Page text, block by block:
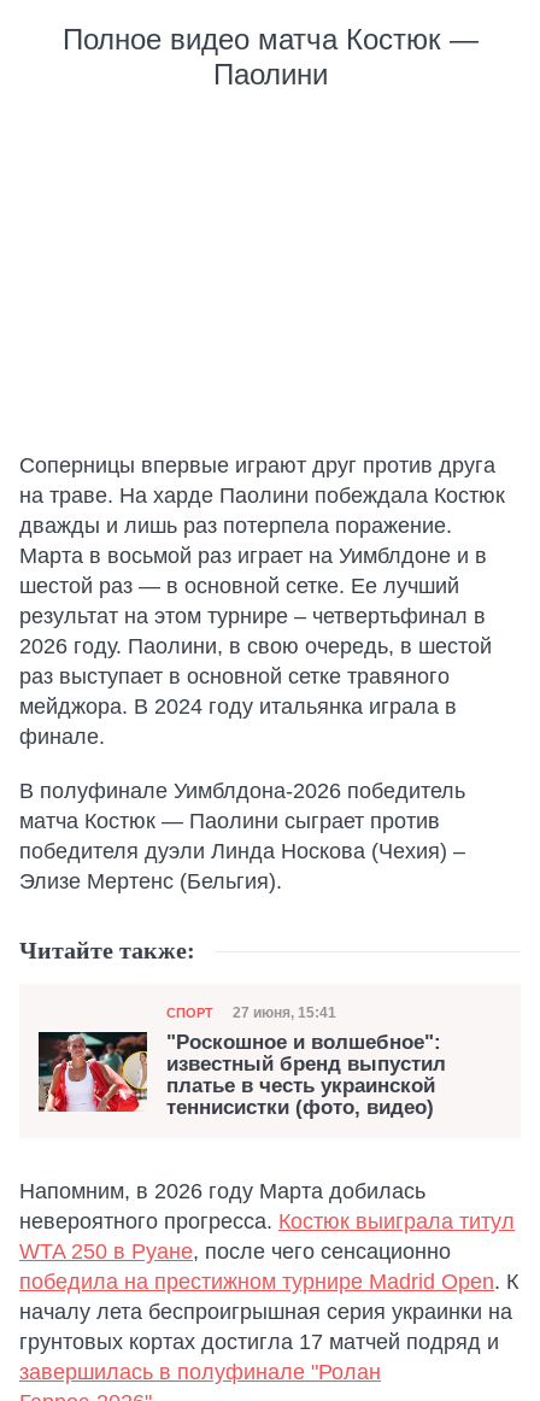
Полное видео матча Костюк —
Паолини
Соперницы впервые играют друг против друга
на траве. На харде Паолини побеждала Костюк
дважды и лишь раз потерпела поражение.
Марта в восьмой раз играет на Уимблдоне и в
шестой раз — в основной сетке. Ее лучший
результат на этом турнире – четвертьфинал в
2026 году. Паолини, в свою очередь, в шестой
раз выступает в основной сетке травяного
мейджора. В 2024 году итальянка играла в
финале.
В полуфинале Уимблдона-2026 победитель
матча Костюк — Паолини сыграет против
победителя дуэли Линда Носкова (Чехия) –
Элизе Мертенс (Бельгия).
Читайте также:
Категория
СПОРТ Дата публикации
27 июня, 15:41
"Роскошное и волшебное":
известный бренд выпустил
платье в честь украинской
теннисистки (фото, видео)
Напомним, в 2026 году Марта добилась
невероятного прогресса. Костюк выиграла титул
WTA 250 в Руане, после чего сенсационно
победила на престижном турнире Madrid Open. К
началу лета беспроигрышная серия украинки на
грунтовых кортах достигла 17 матчей подряд и
завершилась в полуфинале "Ролан